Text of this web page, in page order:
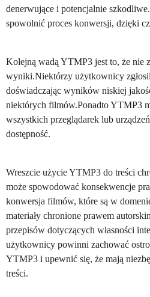
denerwujące i potencjalnie
spowolnić proces konwersji, dzięki
Kolejną wadą YTMP3 jest to, że nie
wyniki.Niektórzy użytkownicy
doświadczając wyników niskiej
niektórych filmów.Ponadto YTMP3
wszystkich przeglądarek lub
dostępność.
Wreszcie użycie YTMP3 do treści
może spowodować konsekwencje
konwersja filmów, które są w
materiały chronione prawem
przepisów dotyczących własności
użytkownicy powinni zachować
YTMP3 i upewnić się, że mają
treści.